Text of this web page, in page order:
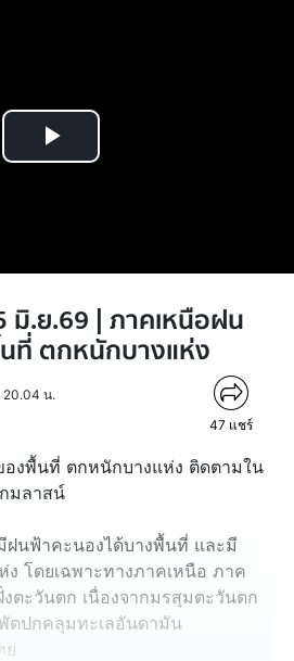
Play
.ย.69 | ภาคเหนือฝน
ที่ ตกหนักบางแห่ง
20.04 น.
47 แชร์
งพื้นที่ ตกหนักบางแห่ง ติดตามใน
มลาสน์
ฝนฟ้าคะนองได้บางพื้นที่ และมี
โดยเฉพาะทางภาคเหนือ ภาค
ตะวันตก เนื่องจากมรสุมตะวันตก
ดปกคลุมทะเลอันดามัน
ย